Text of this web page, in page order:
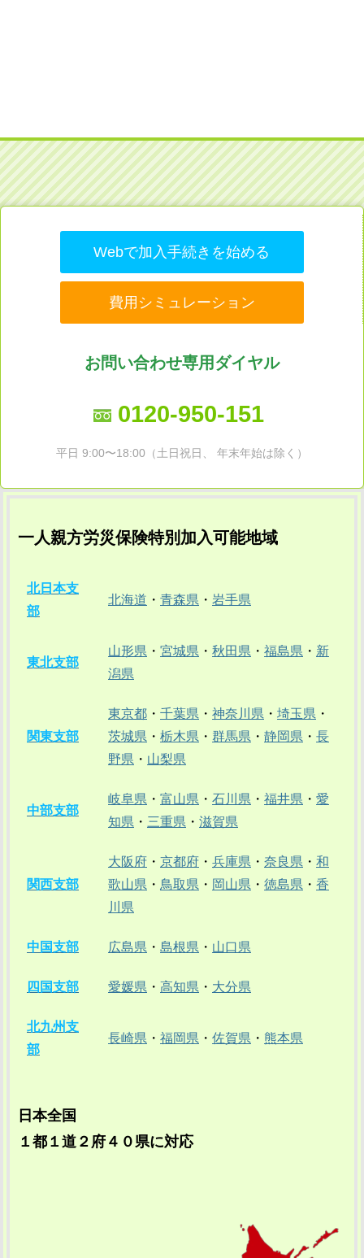
Webで加入手続きを始める
費用シミュレーション
お問い合わせ専用ダイヤル
0120-950-151
平日 9:00〜18:00（土日祝日、 年末年始は除く）
一人親方労災保険特別加入可能地域
北日本支
部
北海道 ・ 青森県 ・ 岩手県
東北支部
山形県 ・ 宮城県 ・ 秋田県 ・ 福島県 ・ 新
潟県
関東支部
東京都 ・ 千葉県 ・ 神奈川県 ・ 埼玉県 ・
茨城県 ・ 栃木県 ・ 群馬県 ・ 静岡県 ・ 長
野県 ・ 山梨県
中部支部
岐阜県 ・ 富山県 ・ 石川県 ・ 福井県 ・ 愛
知県 ・ 三重県 ・ 滋賀県
関西支部
大阪府 ・ 京都府 ・ 兵庫県 ・ 奈良県 ・ 和
歌山県 ・ 鳥取県 ・ 岡山県 ・ 徳島県 ・ 香
川県
中国支部 広島県 ・ 島根県 ・ 山口県
四国支部 愛媛県 ・ 高知県 ・ 大分県
北九州支
部
長崎県 ・ 福岡県 ・ 佐賀県 ・ 熊本県
日本全国
１都１道２府４０県に対応